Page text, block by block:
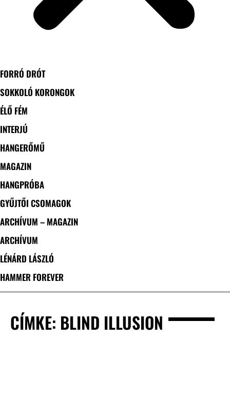
FORRÓ DRÓT
SOKKOLÓ KORONGOK
ÉLŐ FÉM
INTERJÚ
HANGERŐMŰ
MAGAZIN
HANGPRÓBA
GYŰJTŐI CSOMAGOK
ARCHÍVUM – MAGAZIN
ARCHÍVUM
LÉNÁRD LÁSZLÓ
HAMMER FOREVER
CÍMKE: BLIND ILLUSION